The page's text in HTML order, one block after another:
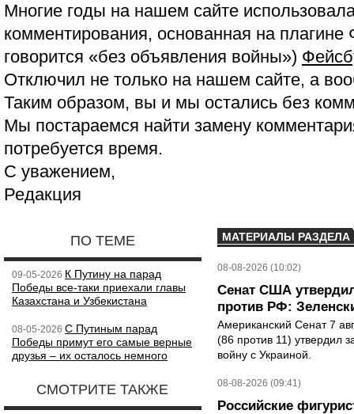
Многие годы на нашем сайте
комментирования, основанная на
говорится «без объявления войны»)
Отключил не только на нашем сайте, а
Таким образом, вы и мы остались без
Мы постараемся найти замену
потребуется время.
С уважением,
Редакция
ПО ТЕМЕ
09-05-2026 К Путину на парад
Победы все-таки приехали главы
Казахстана и Узбекистана
08-05-2026 С Путиным парад
Победы примут его самые верные
друзья – их осталось немного
СМОТРИТЕ ТАКЖЕ
МАТЕРИАЛЫ РАЗДЕЛА
08-08-2026 (10:02)
Сенат США
против РФ:
Американский Сенат 7
(86 против 11) утвердил
войну с Украиной.
08-08-2026 (09:41)
Российские